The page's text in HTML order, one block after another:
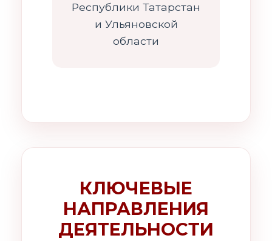
Республики Татарстан
и Ульяновской
области
КЛЮЧЕВЫЕ
НАПРАВЛЕНИЯ
ДЕЯТЕЛЬНОСТИ